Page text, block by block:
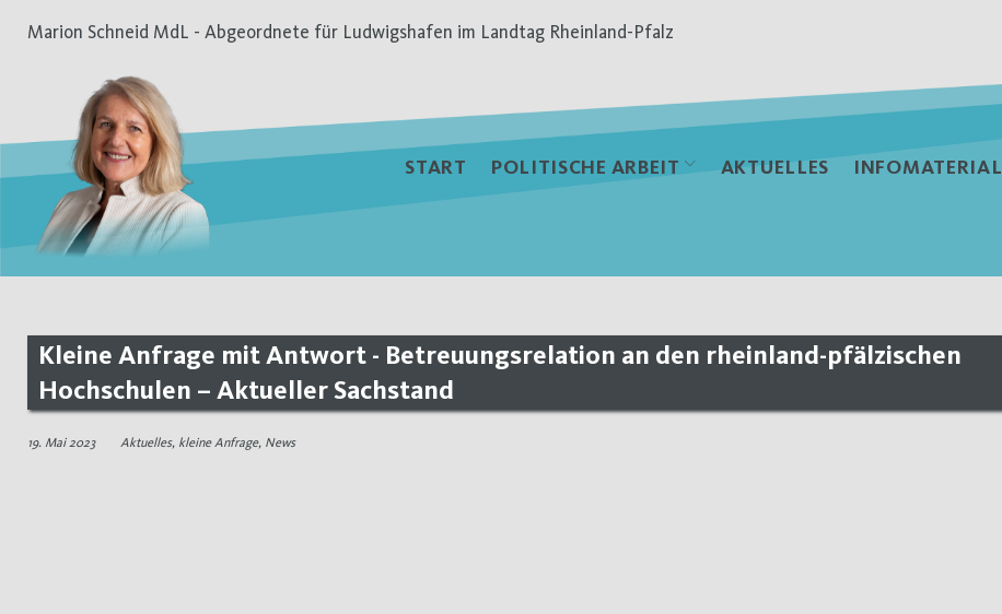
Inhalt
Marion Schneid MdL - Abgeordnete für Ludwigshafen im Landtag Rheinland-Pfalz
START POLITISCHE ARBEIT AKTUELLES INFOMATERIAL
Kleine Anfrage mit Antwort - Betreuungsrelation an den rheinland-pfälzischen
Hochschulen – Aktueller Sachstand
19. Mai 2023 Aktuelles, kleine Anfrage, News